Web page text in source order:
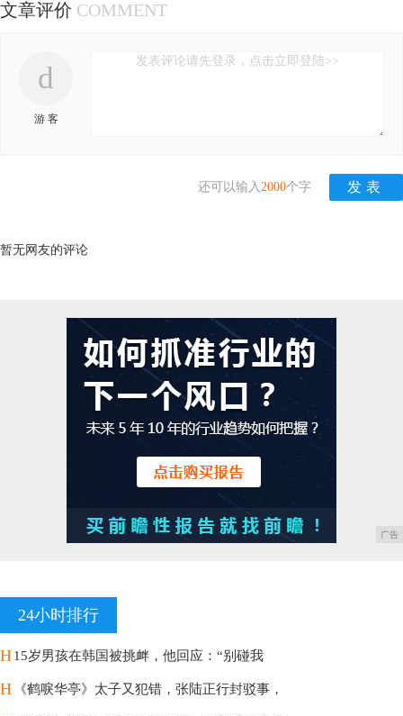
文章评价 COMMENT
d
游 客
发表评论请先登录，点击立即登陆>>
还可以输入 2000个字
暂无网友的评论
广告
24小时排行
H15岁男孩在韩国被挑衅，他回应：“别碰我
H 《鹤唳华亭》太子又犯错，张陆正行封驳事，